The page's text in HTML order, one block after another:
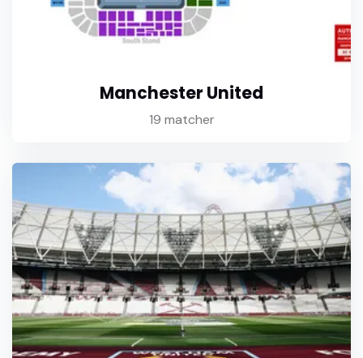
Manchester United
19 matcher